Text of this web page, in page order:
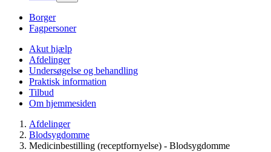
Borger
Fagpersoner
Akut hjælp
Afdelinger
Undersøgelse og behandling
Praktisk information
Tilbud
Om hjemmesiden
Afdelinger
Blodsygdomme
Medicinbestilling (receptfornyelse) - Blodsygdomme